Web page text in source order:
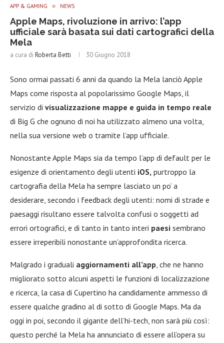
APP & GAMING NEWS
Apple Maps, rivoluzione in arrivo: l’app
ufficiale sarà basata sui dati cartografici della
Mela
a cura di Roberta Betti 30 Giugno 2018
Sono ormai passati 6 anni da quando la Mela lanciò Apple
Maps come risposta al popolarissimo Google Maps, il
servizio di visualizzazione mappe e guida in tempo reale
di Big G che ognuno di noi ha utilizzato almeno una volta,
nella sua versione web o tramite l’app ufficiale.
Nonostante Apple Maps sia da tempo l’app di default per le
esigenze di orientamento degli utenti iOS, purtroppo la
cartografia della Mela ha sempre lasciato un po’ a
desiderare, secondo i feedback degli utenti: nomi di strade e
paesaggi risultano essere talvolta confusi o soggetti ad
errori ortografici, e di tanto in tanto interi paesi sembrano
essere irreperibili nonostante un’approfondita ricerca.
Malgrado i graduali aggiornamenti all’app, che ne hanno
migliorato sotto alcuni aspetti le funzioni di localizzazione
e ricerca, la casa di Cupertino ha candidamente ammesso di
essere qualche gradino al di sotto di Google Maps. Ma da
oggi in poi, secondo il gigante dell’hi-tech, non sarà più così:
questo perché la Mela ha annunciato di essere all’opera su